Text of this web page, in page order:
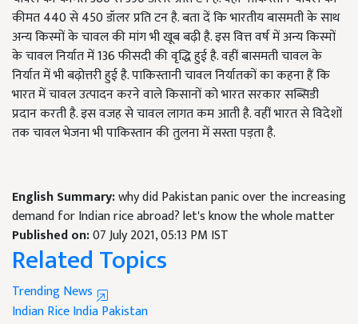
कीमत 440 से 450 डॉलर प्रति टन है. बता दें कि भारतीय बासमती के साथ
अन्य किस्मों के चावल की मांग भी खूब बढ़ी है. इस वित्त वर्ष में अन्य किस्मों
के चावल निर्यात में 136 फीसदी की वृद्धि हुई है. वहीं बासमती चावल के
निर्यात में भी बढ़ोत्तरी हुई है. पाकिस्तानी चावल निर्यातकों का कहना हैं कि
भारत में चावल उत्पादन करने वाले किसानों को भारत सरकार सब्सिडी
प्रदान करती है. इस वजह से चावल लागत कम आती है. वहीं भारत से विदेशों
तक चावल भेजना भी पाकिस्तान की तुलना में सस्ता पड़ता है.
English Summary:why did Pakistan panic over the increasing
demand for Indian rice abroad? let's know the whole matter
Published on:07 July 2021, 05:13 PM IST
Related Topics
Trending News
Indian RiceIndiaPakistan